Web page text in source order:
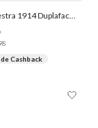
G GG XGG
Jaqueta Palestra 1914 Duplaface College Masculina Individual
de Cashback